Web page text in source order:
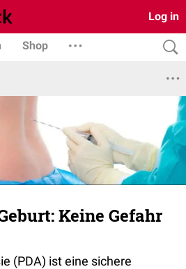
Log in
Shop
Keine Gefahr
(PDA) ist eine sichere